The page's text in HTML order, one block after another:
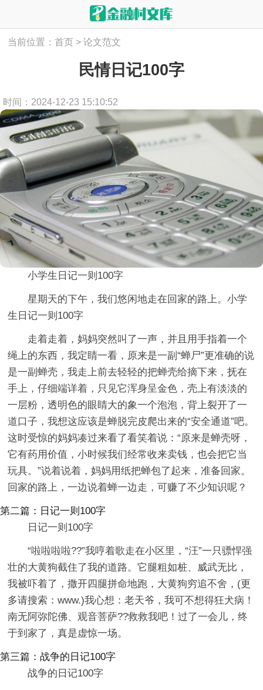
当前位置：首页 > 论文范文
民情日记100字
时间：2024-12-23 15:10:52
小学生日记一则100字
星期天的下午，我们悠闲地走在回家的路上。小学
生日记一则100字
走着走着，妈妈突然叫了一声，并且用手指着一个
绳上的东西，我定睛一看，原来是一副“蝉尸”更准确的说
是一副蝉壳，我走上前去轻轻的把蝉壳给摘下来，抚在
手上，仔细端详着，只见它浑身呈金色，壳上有淡淡的
一层粉，透明色的眼睛大的象一个泡泡，背上裂开了一
道口子，我想这应该是蝉脱完皮爬出来的“安全通道”吧。
这时受惊的妈妈凑过来看了看笑着说：“原来是蝉壳呀，
它有药用价值，小时候我们经常收来卖钱，也会把它当
玩具。”说着说着，妈妈用纸把蝉包了起来，准备回家。
回家的路上，一边说着蝉一边走，可赚了不少知识呢？
第二篇：日记一则100字
日记一则100字
“啦啦啦啦??”我哼着歌走在小区里，“汪”一只骠悍强
壮的大黄狗截住了我的道路。它腿粗如桩、威武无比，
我被吓着了，撒开四腿拼命地跑，大黄狗穷追不舍，(更
多请搜索：www.)我心想：老天爷，我可不想得狂犬病！
南无阿弥陀佛、观音菩萨??救救我吧！过了一会儿，终
于到家了，真是虚惊一场。
第三篇：战争的日记100字
战争的日记100字